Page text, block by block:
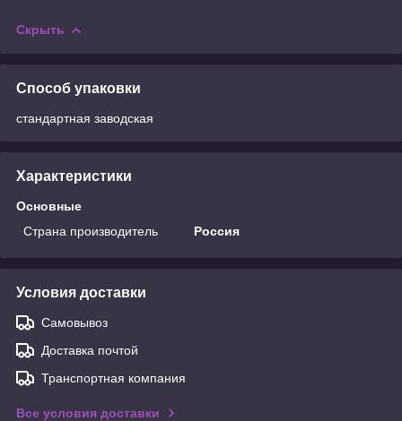
Скрыть
Способ упаковки
стандартная заводская
Характеристики
Основные
Страна производитель
Россия
Условия доставки
Самовывоз
Доставка почтой
Транспортная компания
Все условия доставки